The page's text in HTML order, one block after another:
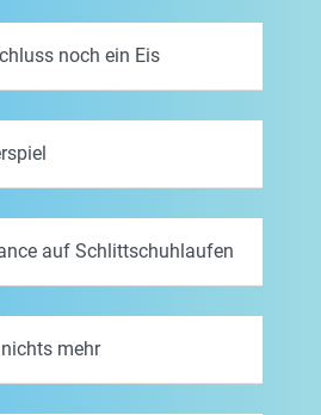
noch ein Eis
auf Schlittschuhlaufen
mehr